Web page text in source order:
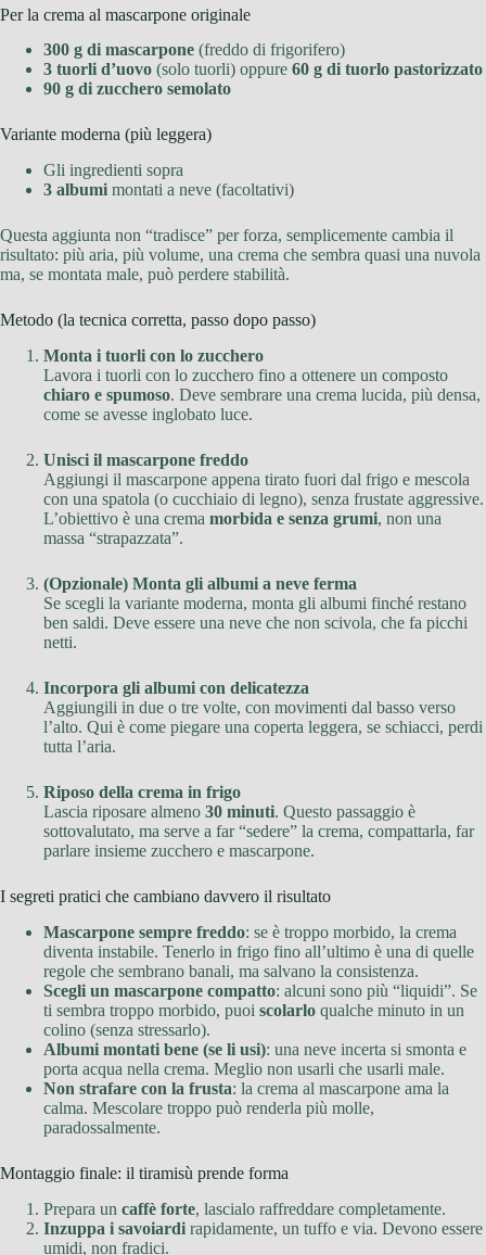
Per la crema al mascarpone originale
300 g di mascarpone (freddo di frigorifero)
3 tuorli d’uovo (solo tuorli) oppure 60 g di tuorlo pastorizzato
90 g di zucchero semolato
Variante moderna (più leggera)
Gli ingredienti sopra
3 albumi montati a neve (facoltativi)
Questa aggiunta non “tradisce” per forza, semplicemente cambia il
risultato: più aria, più volume, una crema che sembra quasi una nuvola
ma, se montata male, può perdere stabilità.
Metodo (la tecnica corretta, passo dopo passo)
Monta i tuorli con lo zucchero
Lavora i tuorli con lo zucchero fino a ottenere un composto
chiaro e spumoso. Deve sembrare una crema lucida, più densa,
come se avesse inglobato luce.
Unisci il mascarpone freddo
Aggiungi il mascarpone appena tirato fuori dal frigo e mescola
con una spatola (o cucchiaio di legno), senza frustate aggressive.
L’obiettivo è una crema morbida e senza grumi, non una
massa “strapazzata”.
(Opzionale) Monta gli albumi a neve ferma
Se scegli la variante moderna, monta gli albumi finché restano
ben saldi. Deve essere una neve che non scivola, che fa picchi
netti.
Incorpora gli albumi con delicatezza
Aggiungili in due o tre volte, con movimenti dal basso verso
l’alto. Qui è come piegare una coperta leggera, se schiacci, perdi
tutta l’aria.
Riposo della crema in frigo
Lascia riposare almeno 30 minuti. Questo passaggio è
sottovalutato, ma serve a far “sedere” la crema, compattarla, far
parlare insieme zucchero e mascarpone.
I segreti pratici che cambiano davvero il risultato
Mascarpone sempre freddo: se è troppo morbido, la crema
diventa instabile. Tenerlo in frigo fino all’ultimo è una di quelle
regole che sembrano banali, ma salvano la consistenza.
Scegli un mascarpone compatto: alcuni sono più “liquidi”. Se
ti sembra troppo morbido, puoi scolarlo qualche minuto in un
colino (senza stressarlo).
Albumi montati bene (se li usi): una neve incerta si smonta e
porta acqua nella crema. Meglio non usarli che usarli male.
Non strafare con la frusta: la crema al mascarpone ama la
calma. Mescolare troppo può renderla più molle,
paradossalmente.
Montaggio finale: il tiramisù prende forma
Prepara un caffè forte, lascialo raffreddare completamente.
Inzuppa i savoiardi rapidamente, un tuffo e via. Devono essere
umidi, non fradici.